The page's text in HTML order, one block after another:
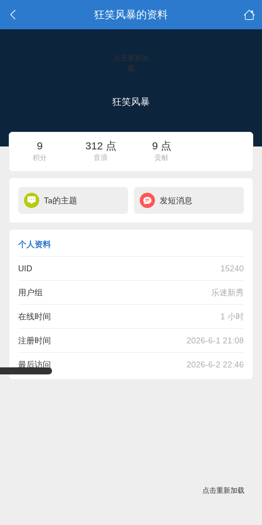
狂笑风暴的资料
点击重新加
载
狂笑风暴
9
积分
312 点
音浪
9 点
贡献
Ta的主题 发短消息
个人资料
UID 15240
用户组 乐迷新秀
在线时间 1 小时
注册时间 2026-6-1 21:08
最后访问 2026-6-2 22:46
点击重新加载